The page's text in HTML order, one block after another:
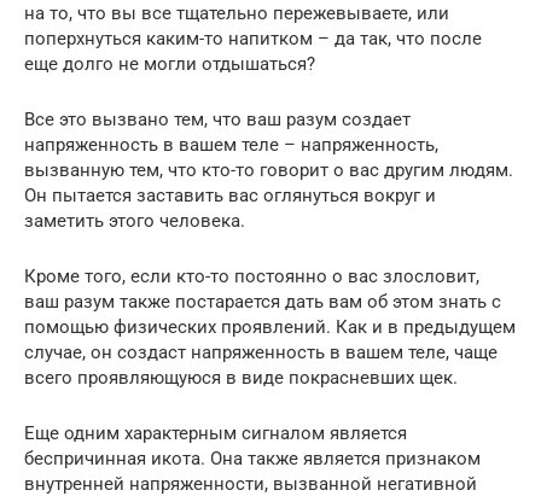
на то, что вы все тщательно пережевываете, или
поперхнуться каким-то напитком – да так, что после
еще долго не могли отдышаться?
Все это вызвано тем, что ваш разум создает
напряженность в вашем теле – напряженность,
вызванную тем, что кто-то говорит о вас другим людям.
Он пытается заставить вас оглянуться вокруг и
заметить этого человека.
Кроме того, если кто-то постоянно о вас злословит,
ваш разум также постарается дать вам об этом знать с
помощью физических проявлений. Как и в предыдущем
случае, он создаст напряженность в вашем теле, чаще
всего проявляющуюся в виде покрасневших щек.
Еще одним характерным сигналом является
беспричинная икота. Она также является признаком
внутренней напряженности, вызванной негативной